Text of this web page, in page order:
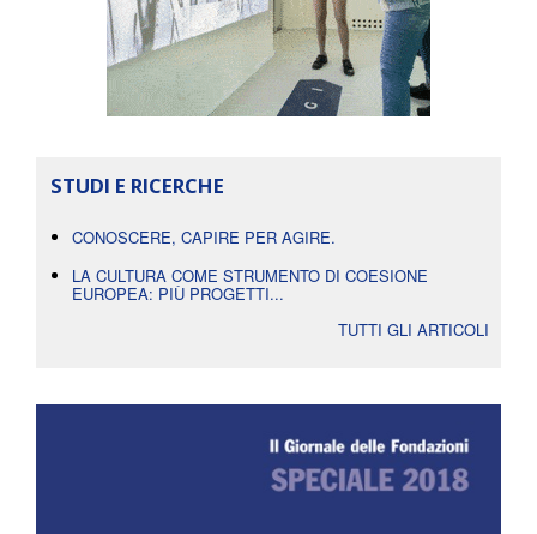
STUDI E RICERCHE
CONOSCERE, CAPIRE PER AGIRE.
LA CULTURA COME STRUMENTO DI COESIONE
EUROPEA: PIÙ PROGETTI...
TUTTI GLI ARTICOLI